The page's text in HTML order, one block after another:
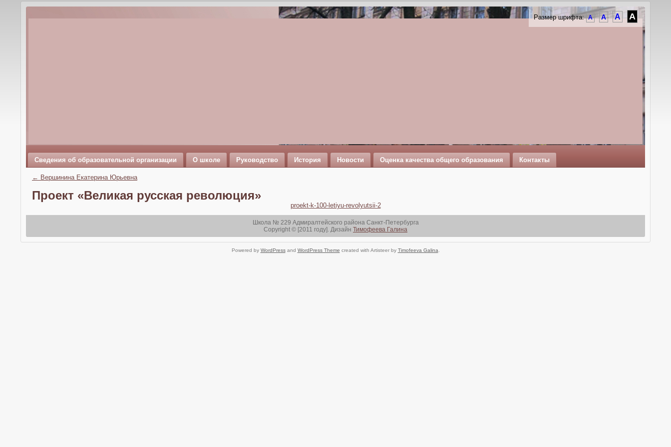
Размер шрифта: A A A A
Сведения об образовательной организации О школе Руководство История Новости Оценка качества общего образования Контакты
← Вершинина Екатерина Юрьевна
Проект «Великая русская революция»
proekt-k-100-letiyu-revolyutsii-2
Школа № 229 Адмиралтейского района Санкт-Петербурга
Copyright © [2011 году]. Дизайн Тимофеева Галина
Powered by WordPressand WordPress Theme created with Artisteer by Timofeeva Galina